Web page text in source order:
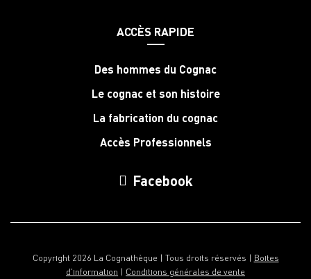
ACCÈS RAPIDE
Des hommes du Cognac
Le cognac et son histoire
La fabrication du cognac
Accès Professionnels
Facebook
Copyright 2026 La Cognathèque | Tous droits réservés | Boites
d'information | Conditions générales de vente